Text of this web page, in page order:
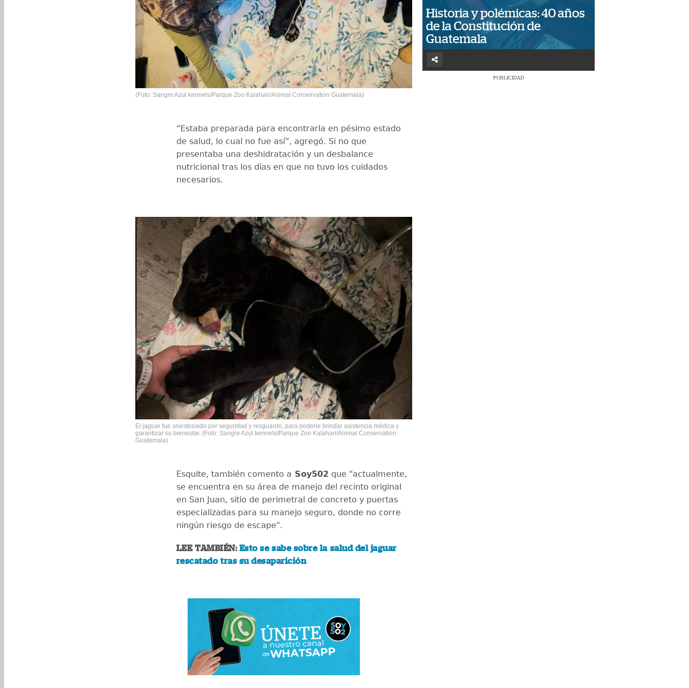
(Foto: Sangre Azul kennels/Parque Zoo Kalahari/Animal Conservation Guatemala)
“Estaba preparada para encontrarla en pésimo estado
de salud, lo cual no fue así”, agregó. Si no que
presentaba una deshidratación y un desbalance
nutricional tras los días en que no tuvo los cuidados
necesarios.
El jaguar fue anestesiado por seguridad y resguardo, para poderle brindar asistencia médica y
garantizar su bienestar. (Foto: Sangre Azul kennels/Parque Zoo Kalahari/Animal Conservation
Guatemala)
Esquite, también comento a Soy502 que "actualmente,
se encuentra en su área de manejo del recinto original
en San Juan, sitio de perimetral de concreto y puertas
especializadas para su manejo seguro, donde no corre
ningún riesgo de escape".
LEE TAMBIÉN: Esto se sabe sobre la salud del jaguar
rescatado tras su desaparición
Historia y polémicas: 40 años
de la Constitución de
Guatemala
PUBLICIDAD